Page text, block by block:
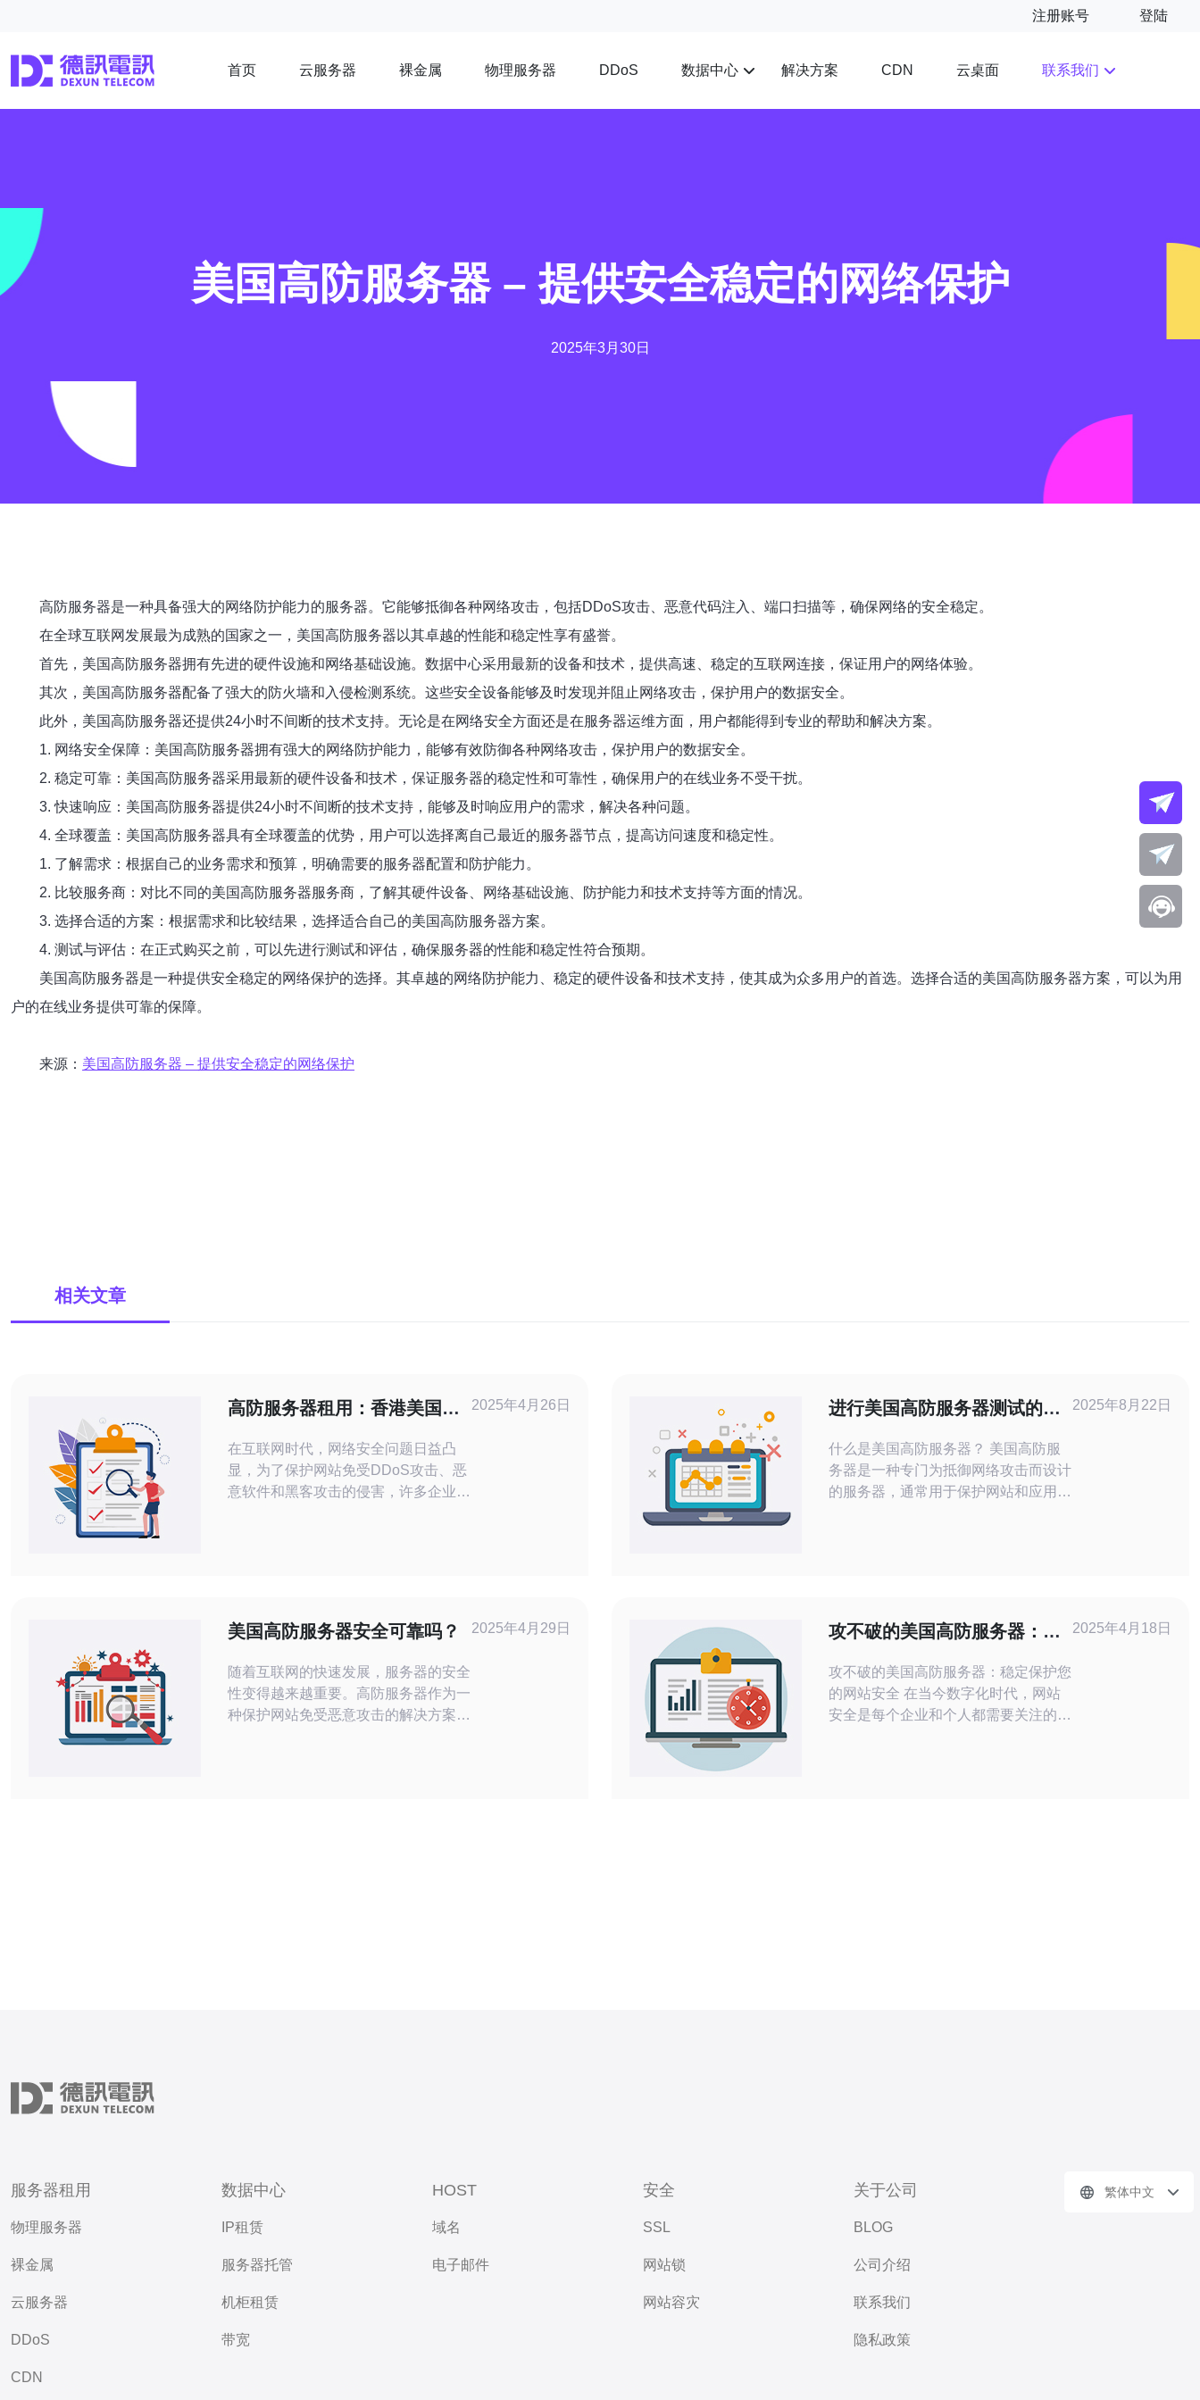
注册账号 登陆
首页 云服务器 裸金属 物理服务器 DDoS 数据中心 解决方案 CDN 云桌面 联系我们
美国高防服务器 – 提供安全稳定的网络保护
2025年3月30日
高防服务器是一种具备强大的网络防护能力的服务器。它能够抵御各种网络攻击，包括DDoS攻击、恶意代码注入、端口扫描等，确保网络的安全稳定。
在全球互联网发展最为成熟的国家之一，美国高防服务器以其卓越的性能和稳定性享有盛誉。
首先，美国高防服务器拥有先进的硬件设施和网络基础设施。数据中心采用最新的设备和技术，提供高速、稳定的互联网连接，保证用户的网络体验。
其次，美国高防服务器配备了强大的防火墙和入侵检测系统。这些安全设备能够及时发现并阻止网络攻击，保护用户的数据安全。
此外，美国高防服务器还提供24小时不间断的技术支持。无论是在网络安全方面还是在服务器运维方面，用户都能得到专业的帮助和解决方案。
1. 网络安全保障：美国高防服务器拥有强大的网络防护能力，能够有效防御各种网络攻击，保护用户的数据安全。
2. 稳定可靠：美国高防服务器采用最新的硬件设备和技术，保证服务器的稳定性和可靠性，确保用户的在线业务不受干扰。
3. 快速响应：美国高防服务器提供24小时不间断的技术支持，能够及时响应用户的需求，解决各种问题。
4. 全球覆盖：美国高防服务器具有全球覆盖的优势，用户可以选择离自己最近的服务器节点，提高访问速度和稳定性。
1. 了解需求：根据自己的业务需求和预算，明确需要的服务器配置和防护能力。
2. 比较服务商：对比不同的美国高防服务器服务商，了解其硬件设备、网络基础设施、防护能力和技术支持等方面的情况。
3. 选择合适的方案：根据需求和比较结果，选择适合自己的美国高防服务器方案。
4. 测试与评估：在正式购买之前，可以先进行测试和评估，确保服务器的性能和稳定性符合预期。
美国高防服务器是一种提供安全稳定的网络保护的选择。其卓越的网络防护能力、稳定的硬件设备和技术支持，使其成为众多用户的首选。选择合适的美国高防服务器方案，可以为用
户的在线业务提供可靠的保障。
来源： 美国高防服务器 – 提供安全稳定的网络保护
相关文章
高防服务器租用：香港美国两
在互联网时代，网络安全问题日益凸
显，为了保护网站免受DDoS攻击、恶
意软件和黑客攻击的侵害，许多企业开
择高防服务器的重要因素之一。香港位
于中国大陆和东南亚之间，是中国与国
2025年4月26日
进行美国高防服务器测试的方
什么是美国高防服务器？ 美国高防服
务器是一种专门为抵御网络攻击而设计
的服务器，通常用于保护网站和应用程
据的安全性。 为什么进行高防服务器
测试？ 进行高防服务器测试的主要
2025年8月22日
美国高防服务器安全可靠吗？
随着互联网的快速发展，服务器的安全
性变得越来越重要。高防服务器作为一
种保护网站免受恶意攻击的解决方案，
2025年4月29日
攻不破的美国高防服务器：稳
攻不破的美国高防服务器：稳定保护您
的网站安全 在当今数字化时代，网站
安全是每个企业和个人都需要关注的重
2025年4月18日
服务器租用
物理服务器
裸金属
云服务器
DDoS
CDN
数据中心
IP租赁
服务器托管
机柜租赁
带宽
HOST
域名
电子邮件
安全
SSL
网站锁
网站容灾
关于公司
BLOG
公司介绍
联系我们
隐私政策
繁体中文